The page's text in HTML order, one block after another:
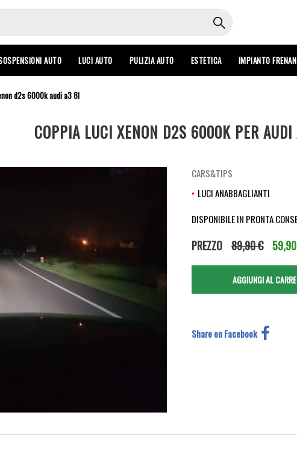
AUTO LUCI AUTO PULIZIA AUTO ESTETICA IMPIANTO
d2s 6000k audi a3 8l
COPPIA LUCI XENON D2S 6000K PER
CARS&TIPS
LUCI ANABBAGLIANTI
DISPONIBILE IN PRONTA
PREZZO 89,90 €
Share on Facebook